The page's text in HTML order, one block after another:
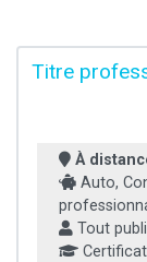
Titre
À
Auto,
Tout